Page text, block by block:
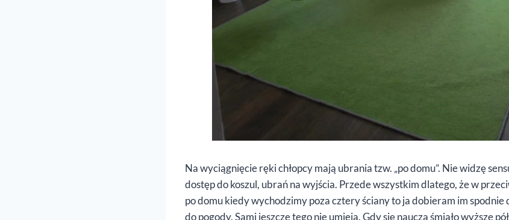
Na wyciągnięcie ręki chłopcy mają ubrania tzw. „po domu”. Nie widzę
dostęp do koszul, ubrań na wyjścia. Przede wszystkim dlatego, że w
po domu kiedy wychodzimy poza cztery ściany to ja dobieram im spodnie
do pogody. Sami jeszcze tego nie umieją. Gdy się nauczą śmiało wyższe